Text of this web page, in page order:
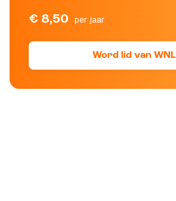
€ 8,50 per jaar
Word lid van WNL